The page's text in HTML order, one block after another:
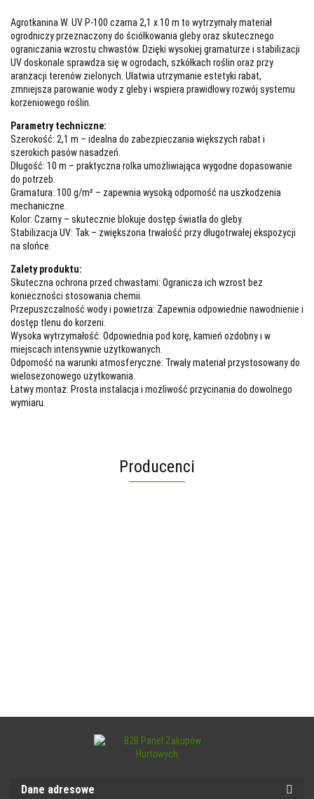
Agrotkanina W. UV P-100 czarna 2,1 x 10 m to wytrzymały materiał
ogrodniczy przeznaczony do ściółkowania gleby oraz skutecznego
ograniczania wzrostu chwastów. Dzięki wysokiej gramaturze i stabilizacji
UV doskonale sprawdza się w ogrodach, szkółkach roślin oraz przy
aranżacji terenów zielonych. Ułatwia utrzymanie estetyki rabat,
zmniejsza parowanie wody z gleby i wspiera prawidłowy rozwój systemu
korzeniowego roślin.
Parametry techniczne:
Szerokość: 2,1 m – idealna do zabezpieczania większych rabat i
szerokich pasów nasadzeń.
Długość: 10 m – praktyczna rolka umożliwiająca wygodne dopasowanie
do potrzeb.
Gramatura: 100 g/m² – zapewnia wysoką odporność na uszkodzenia
mechaniczne.
Kolor: Czarny – skutecznie blokuje dostęp światła do gleby.
Stabilizacja UV: Tak – zwiększona trwałość przy długotrwałej ekspozycji
na słońce.
Zalety produktu:
Skuteczna ochrona przed chwastami: Ogranicza ich wzrost bez
konieczności stosowania chemii.
Przepuszczalność wody i powietrza: Zapewnia odpowiednie nawodnienie i
dostęp tlenu do korzeni.
Wysoka wytrzymałość: Odpowiednia pod korę, kamień ozdobny i w
miejscach intensywnie użytkowanych.
Odporność na warunki atmosferyczne: Trwały materiał przystosowany do
wielosezonowego użytkowania.
Łatwy montaż: Prosta instalacja i możliwość przycinania do dowolnego
wymiaru.
Producenci
Dane adresowe